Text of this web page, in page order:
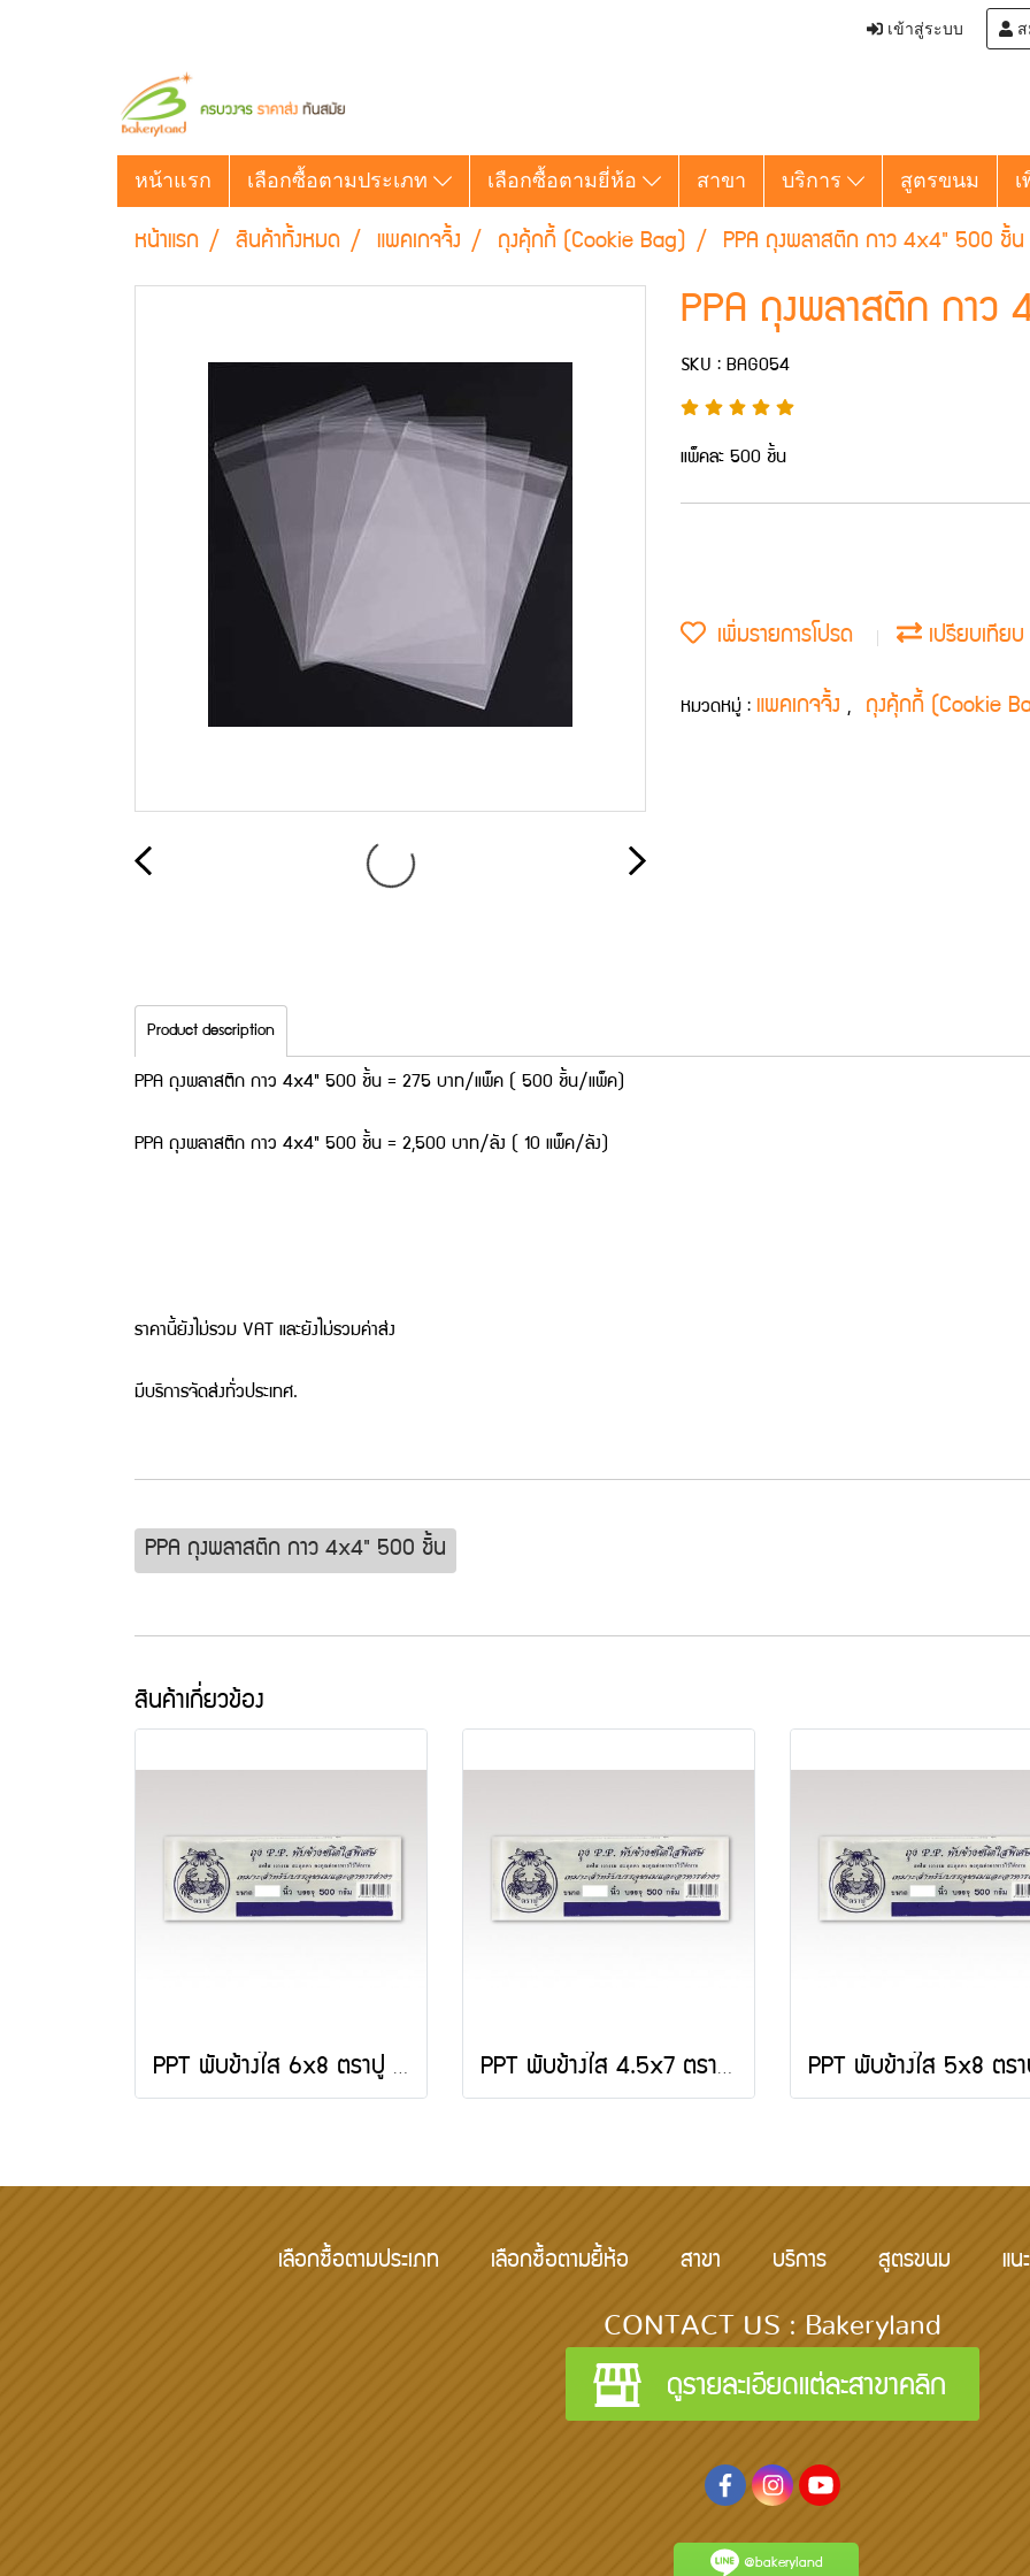
เข้าสู่ระบบ
หน้าแรก เลือกซื้อตามประเภท เลือกซื้อตามยี่ห้อ สาขา บริการ สูตรขนม
หน้าแรก สินค้าทั้งหมด แพคเกจจิ้ง ถุงคุ้กกี้ (Cookie Bag) PPA ถุงพลาสติก กาว 4x4" 500 ชิ้น
PPA ถุงพลาสติก กาว
SKU : BAG054
แพ็คละ 500 ชิ้น
เพิ่มรายการโปรด เปรียบเทียบ
หมวดหมู่ : แพคเกจจิ้ง , ถุงคุ้กกี้ (Cookie
Product description
PPA ถุงพลาสติก กาว 4x4" 500 ชิ้น = 275 บาท/แพ็ค ( 500 ชิ้น/แพ็ค)
PPA ถุงพลาสติก กาว 4x4" 500 ชิ้น = 2,500 บาท/ลัง ( 10 แพ็ค/ลัง)
ราคานี้ยังไม่รวม VAT และยังไม่รวมค่าส่ง
มีบริการจัดส่งทั่วประเทศ.
PPA ถุงพลาสติก กาว 4x4" 500 ชิ้น
สินค้าเกี่ยวข้อง
PPT พับข้างใส 6x8 ตราปู 500 กรัม PPT พับข้างใส 4.5x7 ตราปู 500 กรัม
เลือกซื้อตามประเภท เลือกซื้อตามยี้ห้อ สาขา บริการ สูตรขนม แน
CONTACT US : Bakeryland
@bakeryland